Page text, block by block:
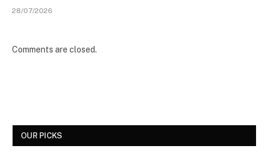
28/07/2026
Comments are closed.
OUR PICKS